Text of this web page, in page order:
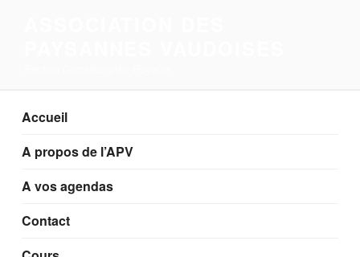
Accueil
A propos de l’APV
A vos agendas
Contact